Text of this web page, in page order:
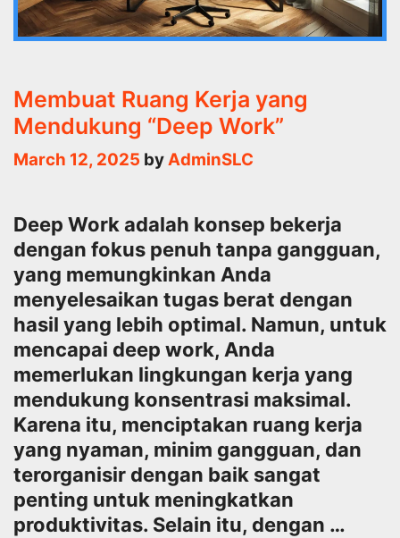
Membuat Ruang Kerja yang
Mendukung “Deep Work”
March 12, 2025 byAdminSLC
Deep Work adalah konsep bekerja
dengan fokus penuh tanpa gangguan,
yang memungkinkan Anda
menyelesaikan tugas berat dengan
hasil yang lebih optimal. Namun, untuk
mencapai deep work, Anda
memerlukan lingkungan kerja yang
mendukung konsentrasi maksimal.
Karena itu, menciptakan ruang kerja
yang nyaman, minim gangguan, dan
terorganisir dengan baik sangat
penting untuk meningkatkan
produktivitas. Selain itu, dengan …